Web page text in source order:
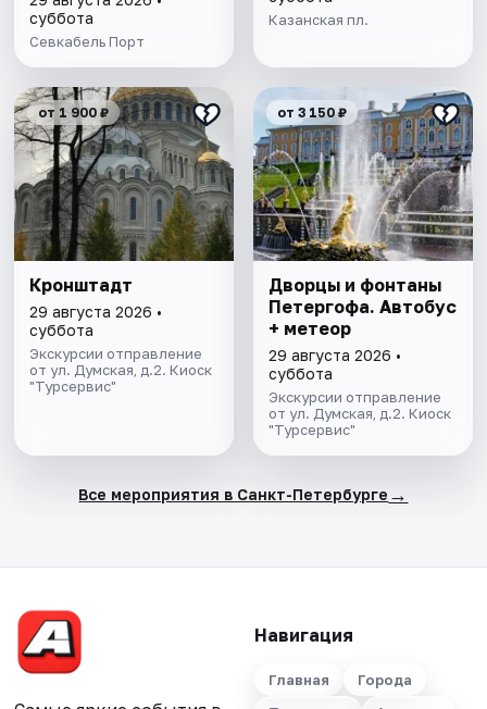
суббота
Севкабель Порт
Казанская пл.
от 1 900 ₽
Кронштадт
29 августа 2026 •
суббота
Экскурсии отправление
от ул. Думская, д.2. Киоск
"Турсервис"
от 3 150 ₽
Дворцы и фонтаны
Петергофа. Автобус
+ метеор
29 августа 2026 •
суббота
Экскурсии отправление
от ул. Думская, д.2. Киоск
"Турсервис"
Все мероприятия в Санкт-Петербурге →
Навигация
Главная
Города